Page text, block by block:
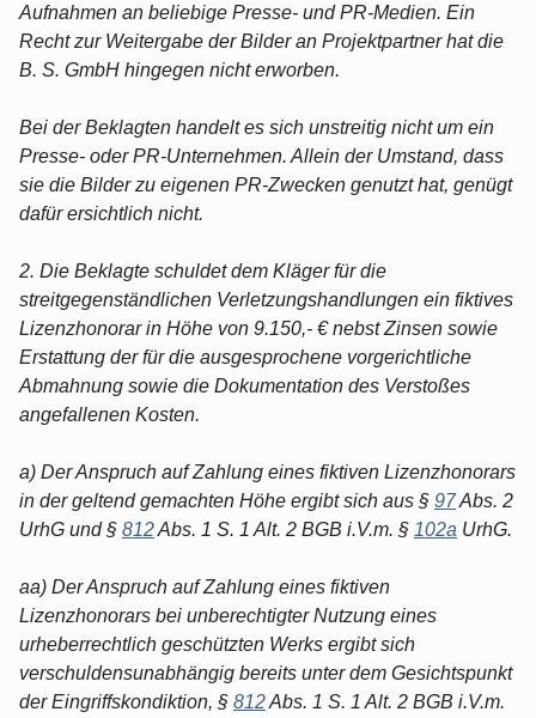
Aufnahmen an beliebige Presse- und PR-Medien. Ein
Recht zur Weitergabe der Bilder an Projektpartner hat die
B. S. GmbH hingegen nicht erworben.
Bei der Beklagten handelt es sich unstreitig nicht um ein
Presse- oder PR-Unternehmen. Allein der Umstand, dass
sie die Bilder zu eigenen PR-Zwecken genutzt hat, genügt
dafür ersichtlich nicht.
2. Die Beklagte schuldet dem Kläger für die
streitgegenständlichen Verletzungshandlungen ein fiktives
Lizenzhonorar in Höhe von 9.150,- € nebst Zinsen sowie
Erstattung der für die ausgesprochene vorgerichtliche
Abmahnung sowie die Dokumentation des Verstoßes
angefallenen Kosten.
a) Der Anspruch auf Zahlung eines fiktiven Lizenzhonorars
in der geltend gemachten Höhe ergibt sich aus § 97Abs. 2
UrhG und § 812Abs. 1 S. 1 Alt. 2 BGB i.V.m. § 102a UrhG.
aa) Der Anspruch auf Zahlung eines fiktiven
Lizenzhonorars bei unberechtigter Nutzung eines
urheberrechtlich geschützten Werks ergibt sich
verschuldensunabhängig bereits unter dem Gesichtspunkt
der Eingriffskondiktion, § 812Abs. 1 S. 1 Alt. 2 BGB i.V.m.